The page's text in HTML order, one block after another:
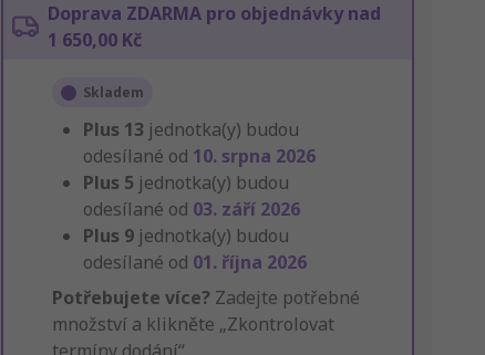
Doprava ZDARMA pro objednávky nad
1 650,00 Kč
Skladem
Plus 13 jednotka(y) budou
odesílané od 10. srpna 2026
Plus 5 jednotka(y) budou
odesílané od 03. září 2026
Plus 9 jednotka(y) budou
odesílané od 01. října 2026
Potřebujete více? Zadejte potřebné
množství a klikněte „Zkontrolovat